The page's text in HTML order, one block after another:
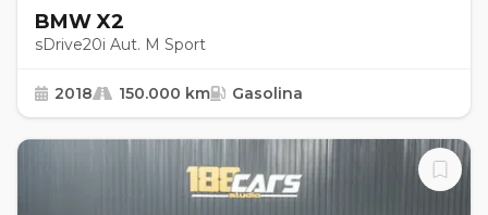
BMW X2
sDrive20i Aut. M Sport
2018 150.000 km Gasolina